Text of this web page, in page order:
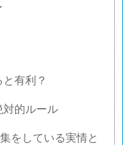
有利？
的ルール
をしている実情と